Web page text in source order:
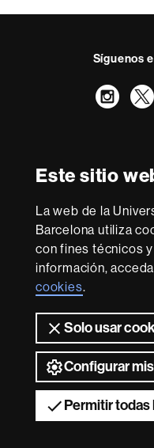
Este sitio
La web de la
Barcelona utiliza
con fines técnicos
información,
cookies.
Solo usar
Configurar
Permitir
Síguenos
Con
Sobre
esta
web Aviso legal
web
2026 Universitat